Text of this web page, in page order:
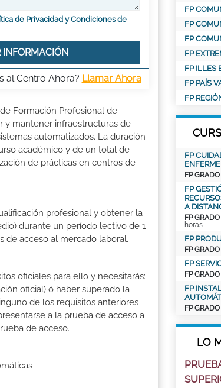
de Privacidad y Condiciones de
INFORMACIÓN
al Centro Ahora? Llamar Ahora
Formación Profesional de
y mantener infraestructuras de
automatizados. La duración
académico y de un total de
de prácticas en centros de
profesional y obtener la
durante un período lectivo de 1
de acceso al mercado laboral.
oficiales para ello y necesitarás:
oficial) ó haber superado la
de los requisitos anteriores
a la prueba de acceso a
de acceso.
FP
FP
FP
FP
FP ILLES
FP PAÍS
FP
FP
FP
FP
A
FP
horas
FP
FP
FP
FP
FP
FP
LO